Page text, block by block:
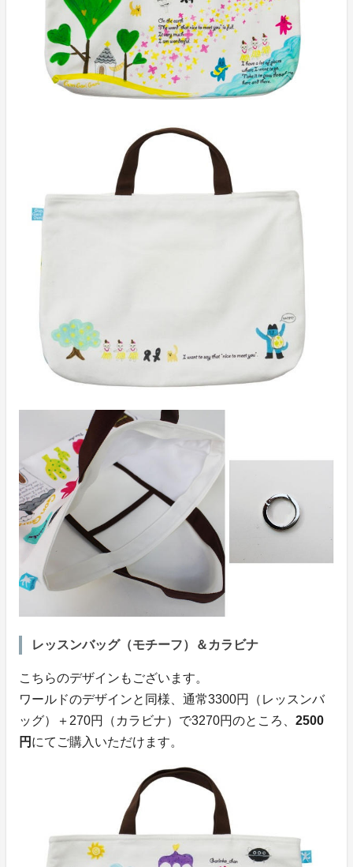
レッスンバッグ（モチーフ）＆カラビナ
こちらのデザインもございます。
ワールドのデザインと同様、通常3300円（レッスンバ
ッグ）＋270円（カラビナ）で3270円のところ、 2500
円 にてご購入いただけます。